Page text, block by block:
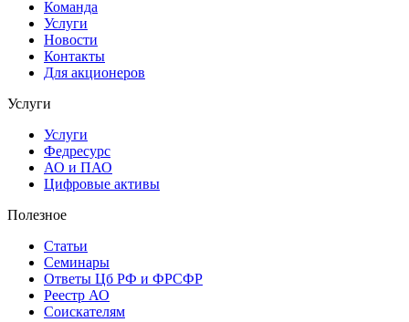
Команда
Услуги
Новости
Контакты
Для акционеров
Услуги
Услуги
Федресурс
АО и ПАО
Цифровые активы
Полезное
Статьи
Cеминары
Ответы Цб РФ и ФРСФР
Реестр АО
Соискателям